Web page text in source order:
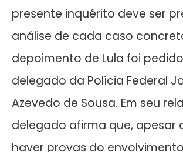
presente inquérito deve ser
análise de cada caso
depoimento de Lula foi
delegado da Polícia Federal
Azevedo de Sousa. Em seu
delegado afirma que, apesar
haver provas do